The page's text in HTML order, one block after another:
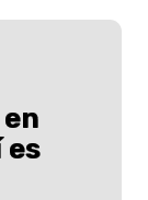
es